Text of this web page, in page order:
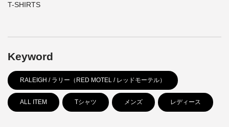
T-SHIRTS
Keyword
RALEIGH / ラリー（RED MOTEL / レッドモーテル）
ALL ITEM Tシャツ メンズ レディース